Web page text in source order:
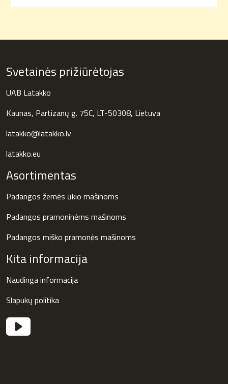
Svetainės prižiūrėtojas
UAB Latakko
Kaunas, Partizanų g. 75C, LT-50308, Lietuva
latakko@latakko.lv
latakko.eu
Asortimentas
Padangos žemės ūkio mašinoms
Padangos pramoninėms mašinoms
Padangos miško pramonės mašinoms
Kita informacija
Naudinga informacija
Slapukų politika